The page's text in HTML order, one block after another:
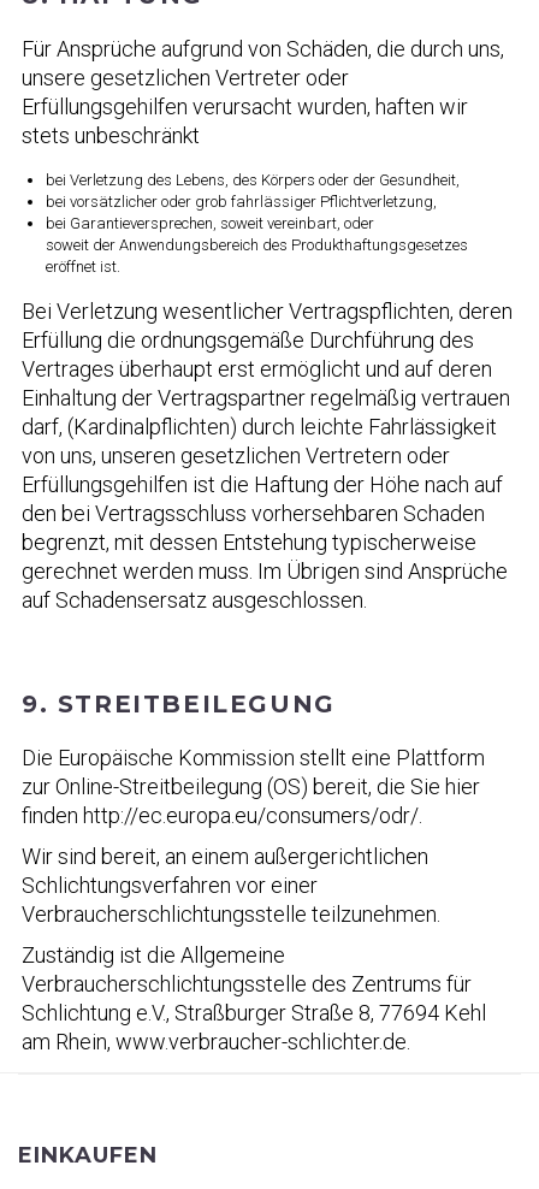
Für Ansprüche aufgrund von Schäden, die durch uns,
unsere gesetzlichen Vertreter oder
Erfüllungsgehilfen verursacht wurden, haften wir
stets unbeschränkt
bei Verletzung des Lebens, des Körpers oder der Gesundheit,
bei vorsätzlicher oder grob fahrlässiger Pflichtverletzung,
bei Garantieversprechen, soweit vereinbart, oder
soweit der Anwendungsbereich des Produkthaftungsgesetzes
eröffnet ist.
Bei Verletzung wesentlicher Vertragspflichten, deren
Erfüllung die ordnungsgemäße Durchführung des
Vertrages überhaupt erst ermöglicht und auf deren
Einhaltung der Vertragspartner regelmäßig vertrauen
darf, (Kardinalpflichten) durch leichte Fahrlässigkeit
von uns, unseren gesetzlichen Vertretern oder
Erfüllungsgehilfen ist die Haftung der Höhe nach auf
den bei Vertragsschluss vorhersehbaren Schaden
begrenzt, mit dessen Entstehung typischerweise
gerechnet werden muss. Im Übrigen sind Ansprüche
auf Schadensersatz ausgeschlossen.
9. STREITBEILEGUNG
Die Europäische Kommission stellt eine Plattform
zur Online-Streitbeilegung (OS) bereit, die Sie hier
finden http://ec.europa.eu/consumers/odr/.
Wir sind bereit, an einem außergerichtlichen
Schlichtungsverfahren vor einer
Verbraucherschlichtungsstelle teilzunehmen.
Zuständig ist die Allgemeine
Verbraucherschlichtungsstelle des Zentrums für
Schlichtung e.V., Straßburger Straße 8, 77694 Kehl
am Rhein, www.verbraucher-schlichter.de.
EINKAUFEN